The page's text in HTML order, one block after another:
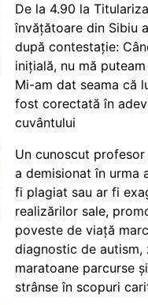
De la 4.90 la
învățătoare din Sibiu
după contestație:
inițială, nu mă
Mi-am dat seama că
fost corectată în
cuvântului
Un cunoscut
a demisionat în urma
fi plagiat sau ar fi
realizărilor sale,
poveste de viață
diagnostic de autism,
maratoane parcurse
strânse în scopuri